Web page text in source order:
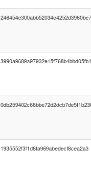
3990a9689a97932e15f768b4bbd05fb1
1935552f3f1d8fa969abedecf8cea2a3